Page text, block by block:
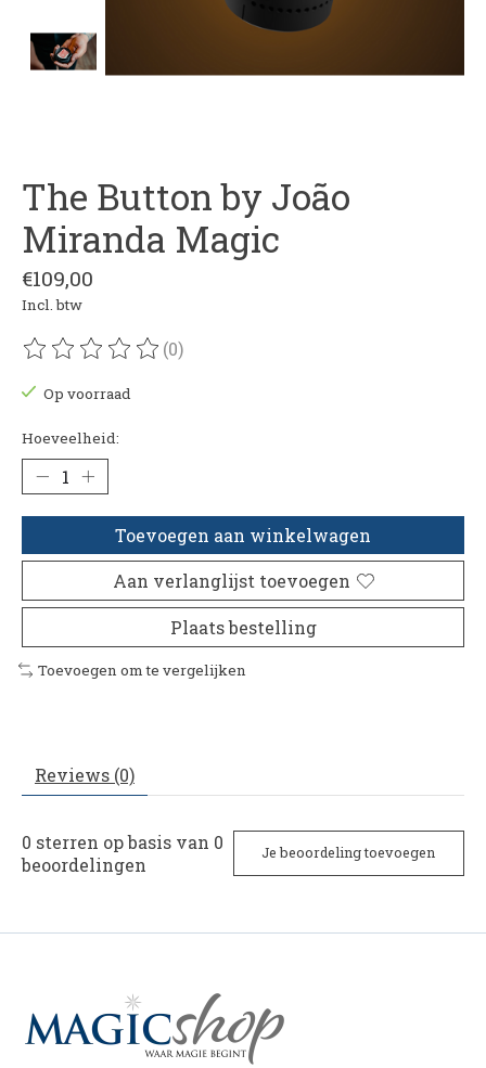
The Button by João
Miranda Magic
€109,00
Incl. btw
De beoordeling van dit product is
(0)
Op voorraad
Hoeveelheid:
Toevoegen aan winkelwagen
Aan verlanglijst toevoegen
Plaats bestelling
Toevoegen om te vergelijken
Reviews (0)
0 sterren op basis van 0
beoordelingen
Je beoordeling toevoegen